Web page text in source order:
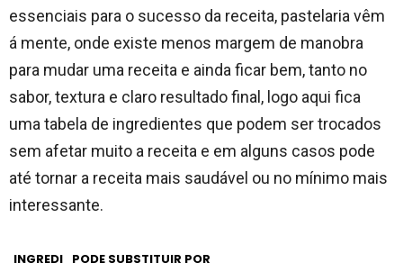
essenciais para o sucesso da receita, pastelaria vêm
á mente, onde existe menos margem de manobra
para mudar uma receita e ainda ficar bem, tanto no
sabor, textura e claro resultado final, logo aqui fica
uma tabela de ingredientes que podem ser trocados
sem afetar muito a receita e em alguns casos pode
até tornar a receita mais saudável ou no mínimo mais
interessante.
INGREDI PODE SUBSTITUIR POR